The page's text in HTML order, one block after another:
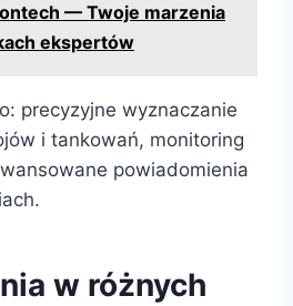
— Twoje marzenia
ekspertów
precyzyjne wyznaczanie
i tankowań, monitoring
powiadomienia
w różnych